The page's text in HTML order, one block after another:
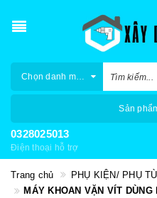
Chọn danh mục
Sản
0328025013
Điện thoại hỗ trợ
Trang chủ
PHỤ KIỆN/ PHỤ
MÁY KHOAN VẶN VÍT